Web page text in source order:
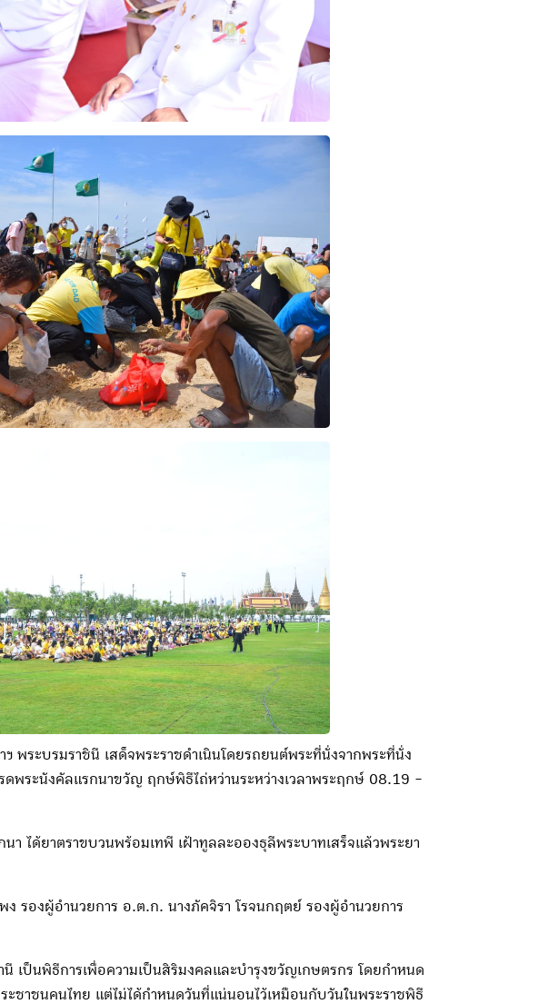
พระบรมราชินี เสด็จพระราชดำเนินโดยรถยนต์พระที่นั่งจากพระที่นั่ง
พระนังคัลแรกนาขวัญ ฤกษ์พิธีไถ่หว่านระหว่างเวลาพระฤกษ์ 08.19 -
ได้ยาตราขบวนพร้อมเทพี เฝ้าทูลละอองธุลีพระบาทเสร็จแล้วพระยา
รองผู้อำนวยการ อ.ต.ก. นางภัคจิรา โรจนกฤตย์ รองผู้อำนวยการ
เป็นพิธีการเพื่อความเป็นสิริมงคลและบำรุงขวัญเกษตรกร โดยกำหนด
ชาชนคนไทย แต่ไม่ได้กำหนดวันที่แน่นอนไว้เหมือนกับวันในพระราชพิธี